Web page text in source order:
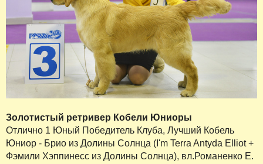
Золотистый ретривер Кобели Юниоры
Отлично 1 Юный Победитель Клуба, Лучший Кобель
Юниор - Брио из Долины Солнца (I'm Terra Antyda Elliot +
Фэмили Хэппинесс из Долины Солнца), вл.Романенко Е.